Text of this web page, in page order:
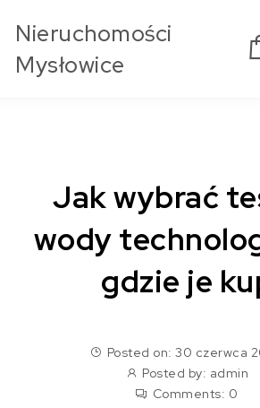
Nieruchomości
Mysłowice
Jak wybrać
wody
gdzie je
Posted on: 30 czerwca
Posted by: admin
Comments: 0